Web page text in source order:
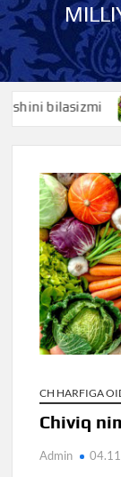
bilasizmi
CH HARFIGA
Chiviq
Admin